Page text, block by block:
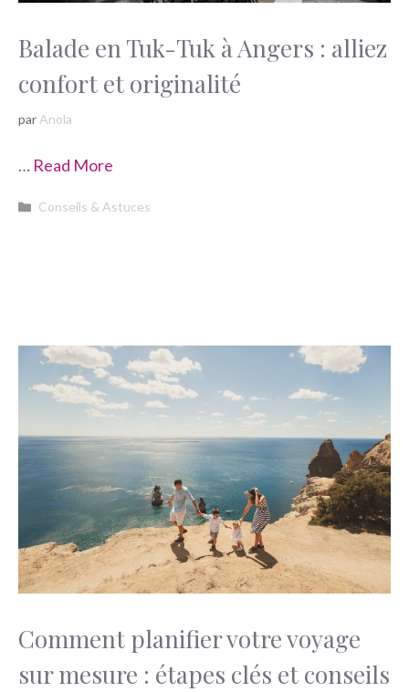
Balade en Tuk-Tuk à Angers : alliez
confort et originalité
parAnola
… Read More
Catégories
Conseils & Astuces
Comment planifier votre voyage
sur mesure : étapes clés et conseils